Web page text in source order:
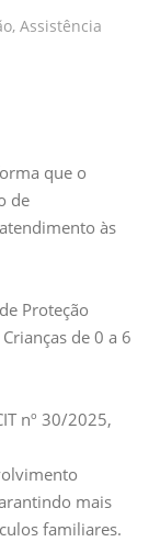
, Assistência
que o
de
às
Proteção
de 0 a 6
nº 30/2025,
mais
familiares.